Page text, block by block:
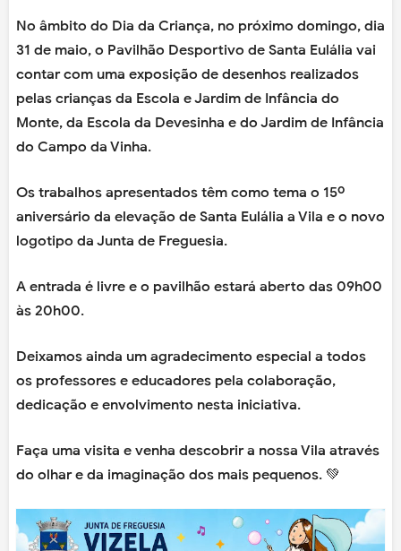
No âmbito do Dia da Criança, no próximo domingo, dia
31 de maio, o Pavilhão Desportivo de Santa Eulália vai
contar com uma exposição de desenhos realizados
pelas crianças da Escola e Jardim de Infância do
Monte, da Escola da Devesinha e do Jardim de Infância
do Campo da Vinha.
Os trabalhos apresentados têm como tema o 15º
aniversário da elevação de Santa Eulália a Vila e o novo
logotipo da Junta de Freguesia.
A entrada é livre e o pavilhão estará aberto das 09h00
às 20h00.
Deixamos ainda um agradecimento especial a todos
os professores e educadores pela colaboração,
dedicação e envolvimento nesta iniciativa.
Faça uma visita e venha descobrir a nossa Vila através
do olhar e da imaginação dos mais pequenos. 💚